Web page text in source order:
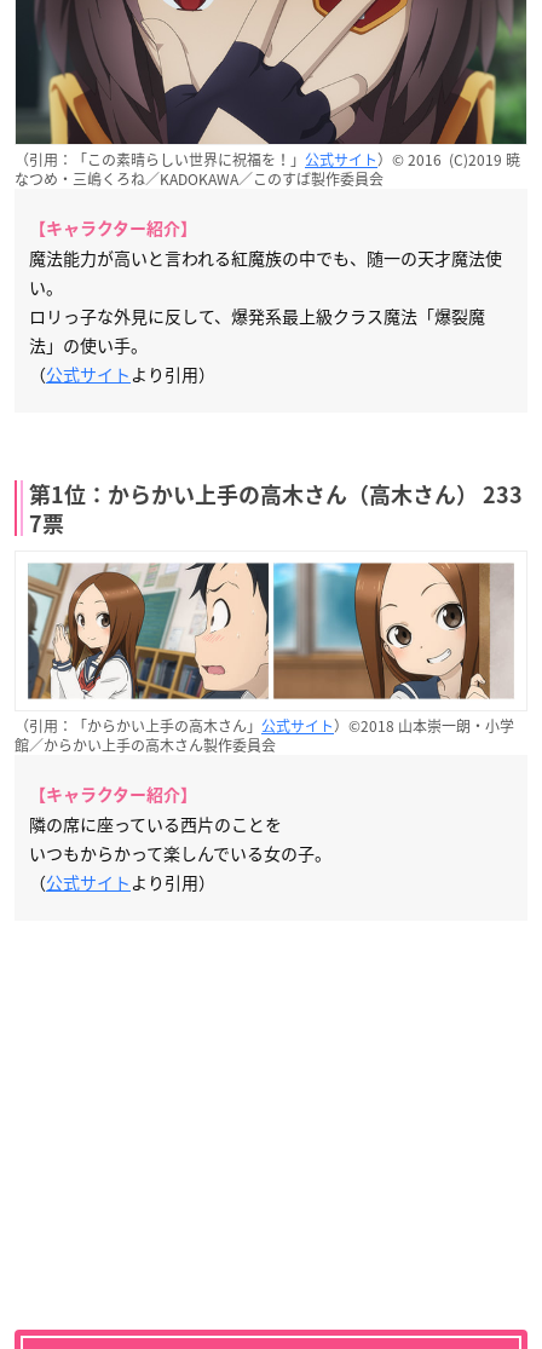
（引用：「この素晴らしい世界に祝福を！」 公式サイト）© 2016 (C)2019 暁
なつめ・三嶋くろね／KADOKAWA／このすば製作委員会
【キャラクター紹介】
魔法能力が高いと言われる紅魔族の中でも、随一の天才魔法使
い。
ロリっ子な外見に反して、爆発系最上級クラス魔法「爆裂魔
法」の使い手。
（公式サイト より引用）
第1位：からかい上手の高木さん（高木さん） 233
7票
（引用：「からかい上手の高木さん」 公式サイト）©2018 山本崇一朗・小学
館／からかい上手の高木さん製作委員会
【キャラクター紹介】
隣の席に座っている西片のことを
いつもからかって楽しんでいる女の子。
（公式サイト より引用）